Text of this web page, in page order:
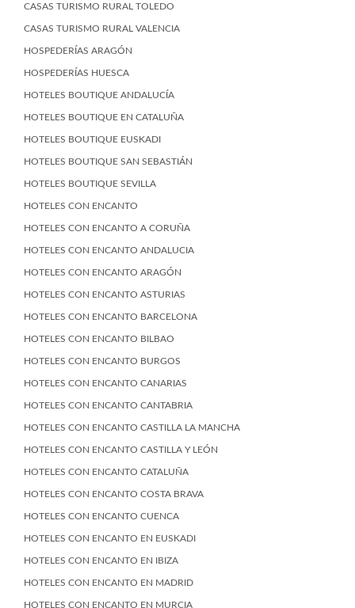
CASAS TURISMO RURAL TOLEDO
CASAS TURISMO RURAL VALENCIA
HOSPEDERÍAS ARAGÓN
HOSPEDERÍAS HUESCA
HOTELES BOUTIQUE ANDALUCÍA
HOTELES BOUTIQUE EN CATALUÑA
HOTELES BOUTIQUE EUSKADI
HOTELES BOUTIQUE SAN SEBASTIÁN
HOTELES BOUTIQUE SEVILLA
HOTELES CON ENCANTO
HOTELES CON ENCANTO A CORUÑA
HOTELES CON ENCANTO ANDALUCIA
HOTELES CON ENCANTO ARAGÓN
HOTELES CON ENCANTO ASTURIAS
HOTELES CON ENCANTO BARCELONA
HOTELES CON ENCANTO BILBAO
HOTELES CON ENCANTO BURGOS
HOTELES CON ENCANTO CANARIAS
HOTELES CON ENCANTO CANTABRIA
HOTELES CON ENCANTO CASTILLA LA MANCHA
HOTELES CON ENCANTO CASTILLA Y LEÓN
HOTELES CON ENCANTO CATALUÑA
HOTELES CON ENCANTO COSTA BRAVA
HOTELES CON ENCANTO CUENCA
HOTELES CON ENCANTO EN EUSKADI
HOTELES CON ENCANTO EN IBIZA
HOTELES CON ENCANTO EN MADRID
HOTELES CON ENCANTO EN MURCIA